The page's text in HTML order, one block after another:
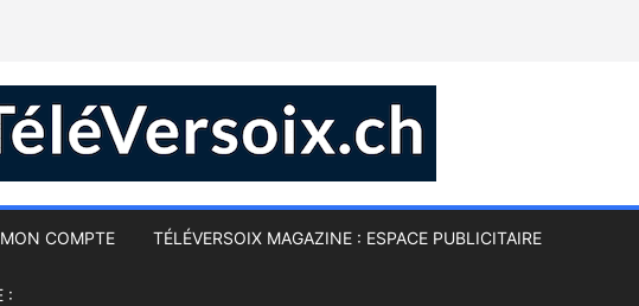
MON COMPTE TÉLÉVERSOIX MAGAZINE : ESPACE PUBLICITAIRE
: